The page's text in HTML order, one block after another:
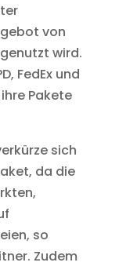
von
wird.
FedEx und
Pakete
sich
da die
so
Zudem